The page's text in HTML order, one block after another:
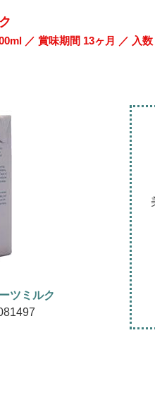
月 ／ 入数 24 ／ 標準
ツミルク